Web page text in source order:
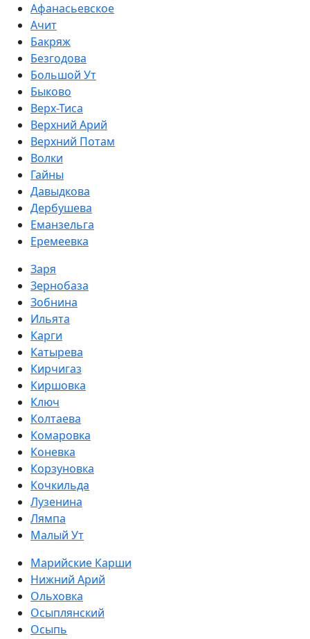
Афанасьевское
Ачит
Бакряж
Безгодова
Большой Ут
Быково
Верх-Тиса
Верхний Арий
Верхний Потам
Волки
Гайны
Давыдкова
Дербушева
Еманзельга
Еремеевка
Заря
Зернобаза
Зобнина
Ильята
Карги
Катырева
Кирчигаз
Киршовка
Ключ
Колтаева
Комаровка
Коневка
Корзуновка
Кочкильда
Лузенина
Лямпа
Малый Ут
Марийские Карши
Нижний Арий
Ольховка
Осыплянский
Осыпь